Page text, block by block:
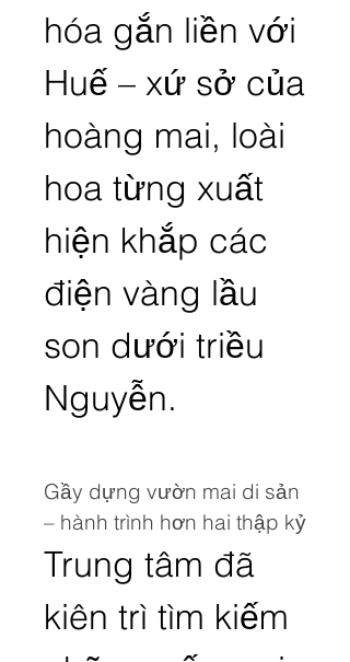
hóa gắn liền với
Huế – xứ sở của
hoàng mai, loài
hoa từng xuất
hiện khắp các
điện vàng lầu
son dưới triều
Nguyễn.
Gầy dựng vườn mai di sản
– hành trình hơn hai thập kỷ
Trung tâm đã
kiên trì tìm kiếm